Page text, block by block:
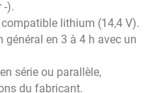
-).
compatible lithium (14,4 V).
général en 3 à 4 h avec un
série ou parallèle,
du fabricant.